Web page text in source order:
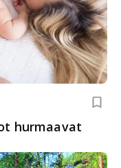
hurmaavat